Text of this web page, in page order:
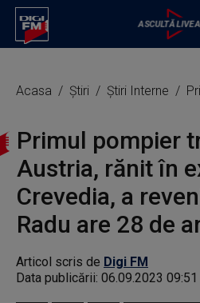
Acasa Știri Știri Interne Primul
Primul pompier
Austria, rănit în
Crevedia, a
Radu are 28 de
Articol scris de Digi FM
Data publicării: 06.09.2023 09:51